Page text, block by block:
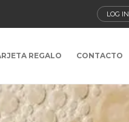
LOG IN
REGALO CONTACTO